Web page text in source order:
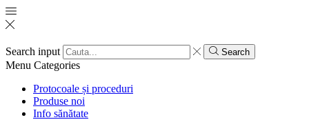
Search input Search
Menu Categories
Protocoale și proceduri
Produse noi
Info sănătate